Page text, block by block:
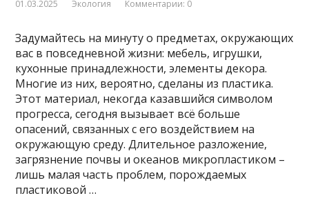
01.03.2025 Экология Комментарии: 0
Задумайтесь на минуту о предметах, окружающих
вас в повседневной жизни: мебель, игрушки,
кухонные принадлежности, элементы декора.
Многие из них, вероятно, сделаны из пластика.
Этот материал, некогда казавшийся символом
прогресса, сегодня вызывает всё больше
опасений, связанных с его воздействием на
окружающую среду. Длительное разложение,
загрязнение почвы и океанов микропластиком –
лишь малая часть проблем, порождаемых
пластиковой …